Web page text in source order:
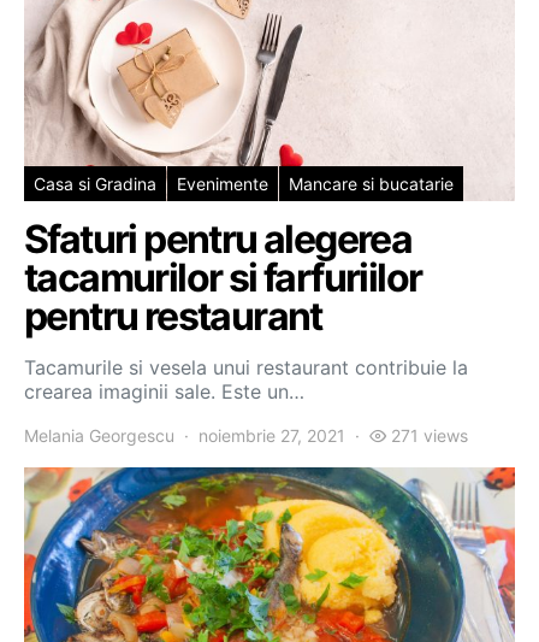
Casa si Gradina Evenimente Mancare si bucatarie
Sfaturi pentru alegerea
tacamurilor si farfuriilor
pentru restaurant
Tacamurile si vesela unui restaurant contribuie la
crearea imaginii sale. Este un…
Melania Georgescu noiembrie 27, 2021 271 views